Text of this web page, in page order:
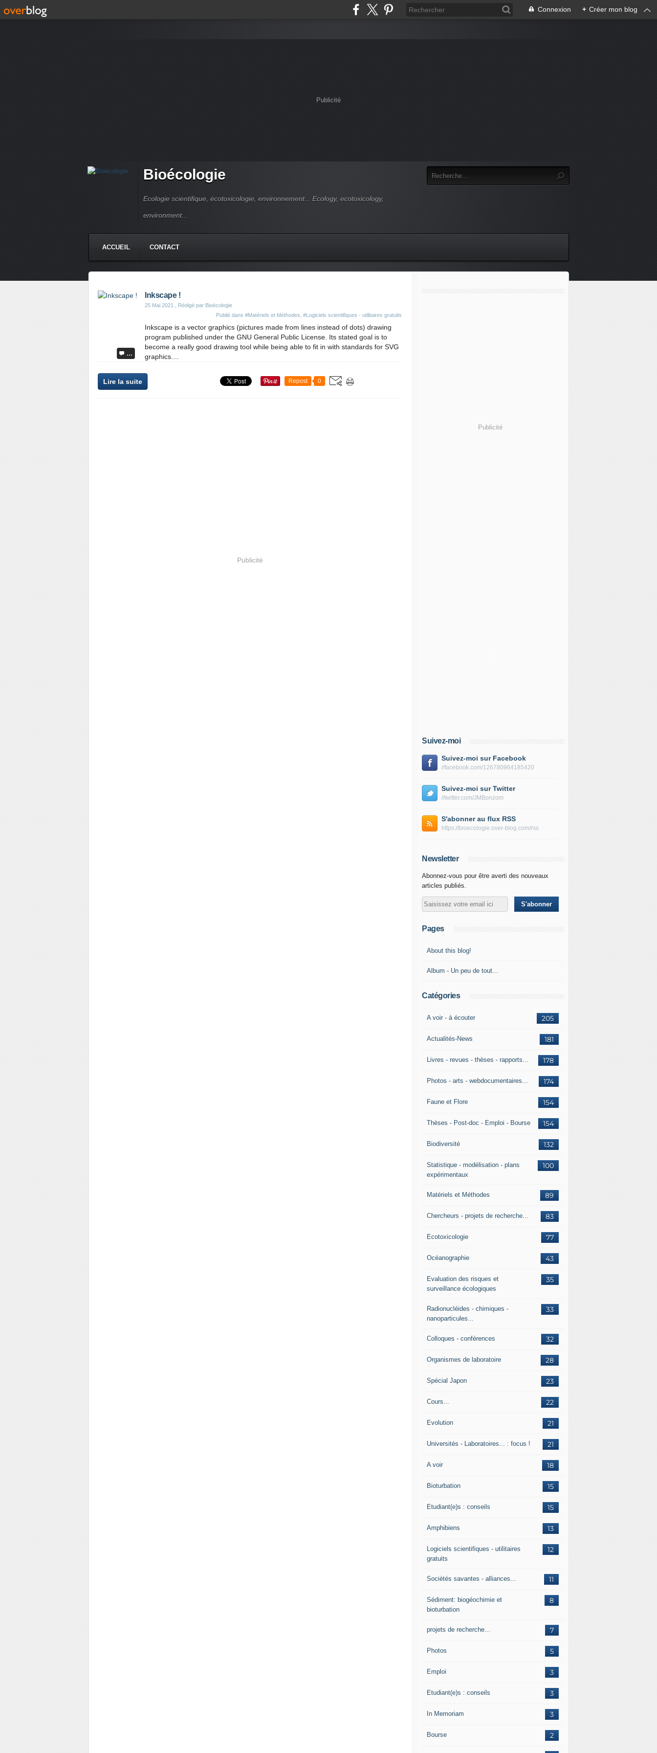
Connexion + Créer mon blog
Publicité
Bioécologie
Ecologie scientifique, écotoxicologie, environnement... Ecology, ecotoxicology,
environment...
ACCUEIL CONTACT
…
Inkscape !
25 Mai 2021
, Rédigé par Bioécologie
Publié dans #Matériels et Méthodes #Logiciels scientifiques - utilitaires gratuits
Inkscape is a vector graphics (pictures made from lines instead of dots) drawing
program published under the GNU General Public License. Its stated goal is to
become a really good drawing tool while being able to fit in with standards for SVG
graphics....
Lire la suite Repost 0
Publicité
Publicité
Suivez-moi
Suivez-moi sur Facebook
//facebook.com/126780964185420
Suivez-moi sur Twitter
//twitter.com/JMBonzom
S'abonner au flux RSS
https://bioecologie.over-blog.com/rss
Newsletter
Abonnez-vous pour être averti des nouveaux
articles publiés.
Pages
About this blog!
Album - Un peu de tout...
Catégories
205
A voir - à écouter
181
Actualités-News
178
Livres - revues - thèses - rapports...
174
Photos - arts - webdocumentaires...
154
Faune et Flore
154
Thèses - Post-doc - Emploi - Bourse
132
Biodiversité
100
Statistique - modélisation - plans
expérimentaux
89
Matériels et Méthodes
83
Chercheurs - projets de recherche...
77
Ecotoxicologie
43
Océanographie
35
Evaluation des risques et
surveillance écologiques
33
Radionucléides - chimiques -
nanoparticules...
32
Colloques - conférences
28
Organismes de laboratoire
23
Spécial Japon
22
Cours...
21
Evolution
21
Universités - Laboratoires... : focus !
18
A voir
15
Bioturbation
15
Etudiant(e)s : conseils
13
Amphibiens
12
Logiciels scientifiques - utilitaires
gratuits
11
Sociétés savantes - alliances...
8
Sédiment: biogéochimie et
bioturbation
7
projets de recherche...
5
Photos
3
Emploi
3
Etudiant(e)s : conseils
3
In Memoriam
2
Bourse